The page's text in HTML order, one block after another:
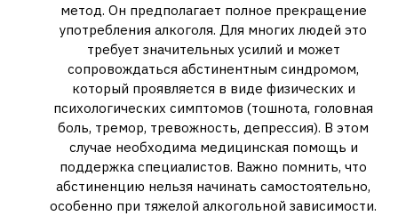
метод. Он предполагает полное прекращение
употребления алкоголя. Для многих людей это
требует значительных усилий и может
сопровождаться абстинентным синдромом,
который проявляется в виде физических и
психологических симптомов (тошнота, головная
боль, тремор, тревожность, депрессия). В этом
случае необходима медицинская помощь и
поддержка специалистов. Важно помнить, что
абстиненцию нельзя начинать самостоятельно,
особенно при тяжелой алкогольной зависимости.